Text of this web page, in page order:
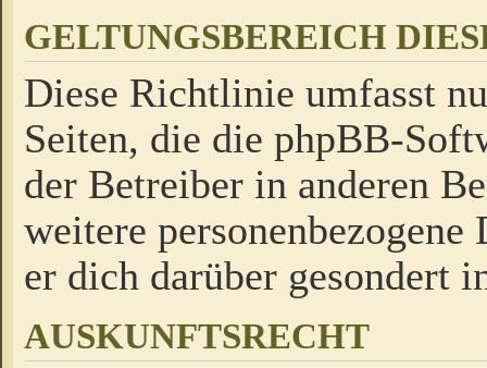
GELTUNGSBEREICH
Diese Richtlinie umfasst
Seiten, die die phpBB-
der Betreiber in anderen
weitere
er dich darüber gesondert
AUSKUNFTSRECHT